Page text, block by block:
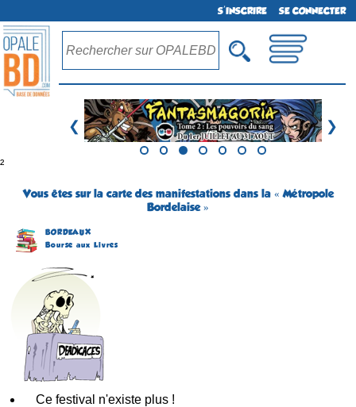
S'INSCRIRE SE CONNECTER
❮ ❯
²
Vous êtes sur la carte des manifestations dans la « Métropole
Bordelaise »
BORDEAUX
Bourse aux Livres
Ce festival n'existe plus !